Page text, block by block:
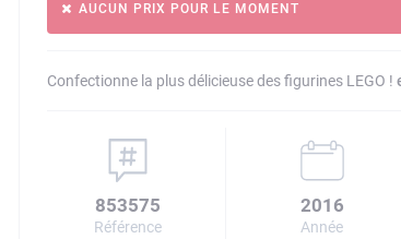
AUCUN PRIX POUR LE MOMENT
Confectionne la plus délicieuse des figurines LEGO !
853575
Référence
2016
Année